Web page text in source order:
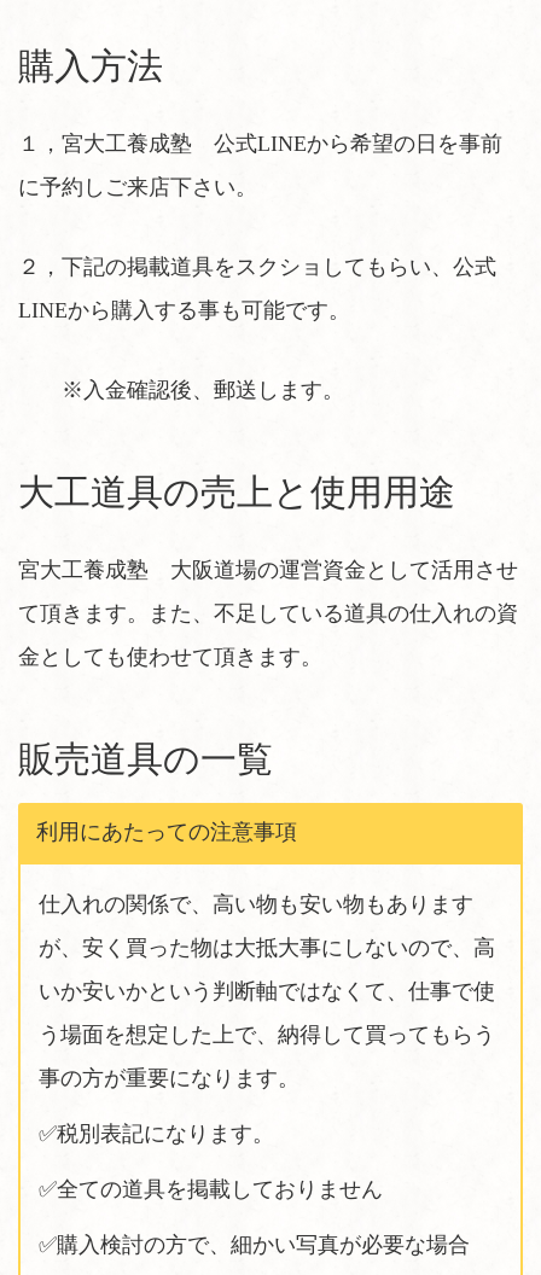
購入方法
１，宮大工養成塾 公式LINEから希望の日を事前
に予約しご来店下さい。
２，下記の掲載道具をスクショしてもらい、公式
LINEから購入する事も可能です。
※入金確認後、郵送します。
大工道具の売上と使用用途
宮大工養成塾 大阪道場の運営資金として活用させ
て頂きます。また、不足している道具の仕入れの資
金としても使わせて頂きます。
販売道具の一覧
利用にあたっての注意事項
仕入れの関係で、高い物も安い物もあります
が、安く買った物は大抵大事にしないので、高
いか安いかという判断軸ではなくて、仕事で使
う場面を想定した上で、納得して買ってもらう
事の方が重要になります。
✅税別表記になります。
✅全ての道具を掲載しておりません
✅購入検討の方で、細かい写真が必要な場合